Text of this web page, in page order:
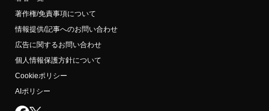
著作権/免責事項について
情報提供/記事へのお問い合わせ
広告に関するお問い合わせ
個人情報保護方針について
Cookieポリシー
AIポリシー